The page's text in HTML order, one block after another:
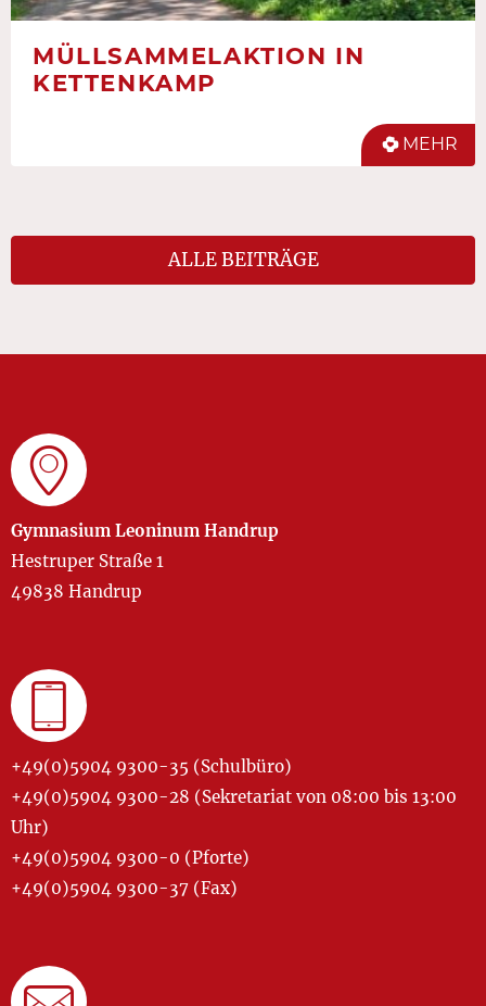
MÜLLSAMMELAKTION IN
KETTENKAMP
MEHR
ALLE BEITRÄGE
Gymnasium Leoninum Handrup
Hestruper Straße 1
49838 Handrup
+49(0)5904 9300-35 (Schulbüro)
+49(0)5904 9300-28 (Sekretariat von 08:00 bis 13:00
Uhr)
+49(0)5904 9300-0 (Pforte)
+49(0)5904 9300-37 (Fax)